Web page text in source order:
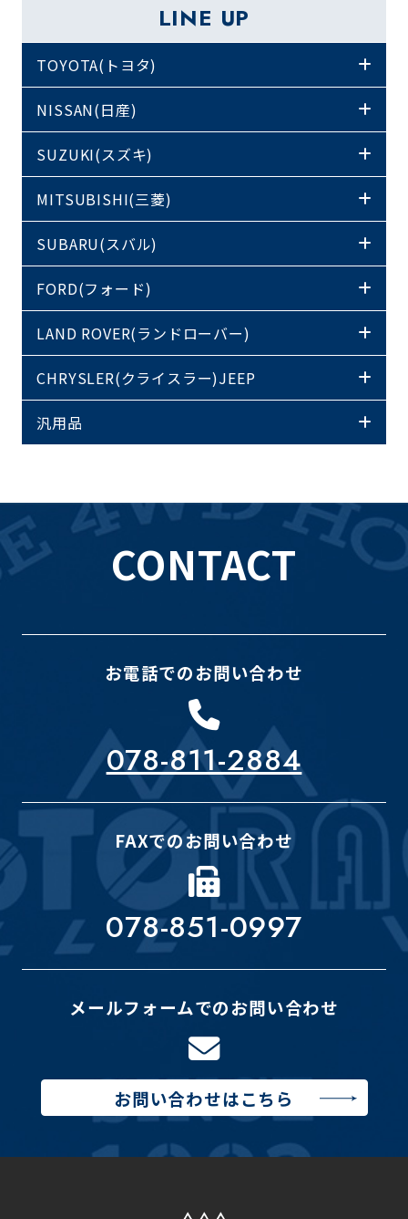
LINE UP
TOYOTA(トヨタ)
NISSAN(日産)
SUZUKI(スズキ)
MITSUBISHI(三菱)
SUBARU(スバル)
FORD(フォード)
LAND ROVER(ランドローバー)
CHRYSLER(クライスラー)JEEP
汎用品
CONTACT
お電話でのお問い合わせ
078-811-2884
FAXでのお問い合わせ
078-851-0997
メールフォームでのお問い合わせ
お問い合わせはこちら